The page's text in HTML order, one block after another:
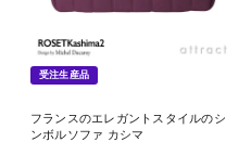
受注生産品
フランスのエレガントスタイルのシ
ンボルソファ カシマ